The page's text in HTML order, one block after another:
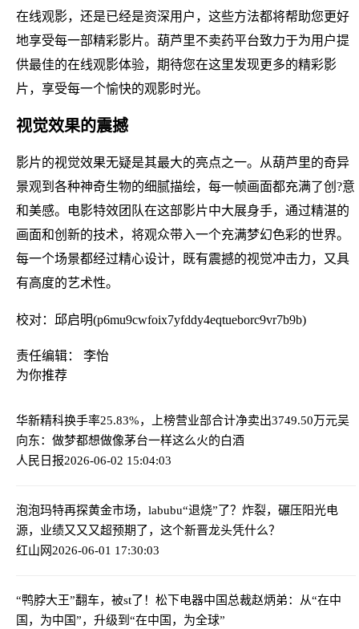
在线观影，还是已经是资深用户，这些方法都将帮助您更好
地享受每一部精彩影片。葫芦里不卖药平台致力于为用户提
供最佳的在线观影体验，期待您在这里发现更多的精彩影
片，享受每一个愉快的观影时光。
视觉效果的震撼
影片的视觉效果无疑是其最大的亮点之一。从葫芦里的奇异
景观到各种神奇生物的细腻描绘，每一帧画面都充满了创?意
和美感。电影特效团队在这部影片中大展身手，通过精湛的
画面和创新的技术，将观众带入一个充满梦幻色彩的世界。
每一个场景都经过精心设计，既有震撼的视觉冲击力，又具
有高度的艺术性。
校对：邱启明(p6mu9cwfoix7yfddy4eqtueborc9vr7b9b)
责任编辑： 李怡
为你推荐
华新精科换手率25.83%，上榜营业部合计净卖出3749.50万元吴
向东：做梦都想做像茅台一样这么火的白酒
人民日报2026-06-02 15:04:03
泡泡玛特再探黄金市场，labubu“退烧”了？ 炸裂，碾压阳光电
源，业绩又又又超预期了，这个新晋龙头凭什么？
红山网2026-06-01 17:30:03
“鸭脖大王”翻车，被st了！ 松下电器中国总裁赵炳弟：从“在中
国，为中国”，升级到“在中国，为全球”